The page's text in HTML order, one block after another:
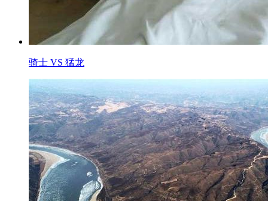
骑士 VS 猛龙